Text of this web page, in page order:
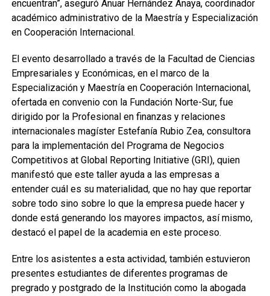
encuentran”, aseguró Anuar Hernández Anaya, coordinador
académico administrativo de la Maestría y Especialización
en Cooperación Internacional.
El evento desarrollado a través de la Facultad de Ciencias
Empresariales y Económicas, en el marco de la
Especialización y Maestría en Cooperación Internacional,
ofertada en convenio con la Fundación Norte-Sur, fue
dirigido por la Profesional en finanzas y relaciones
internacionales magíster Estefanía Rubio Zea, consultora
para la implementación del Programa de Negocios
Competitivos at Global Reporting Initiative (GRI), quien
manifestó que este taller ayuda a las empresas a
entender cuál es su materialidad, que no hay que reportar
sobre todo sino sobre lo que la empresa puede hacer y
donde está generando los mayores impactos, así mismo,
destacó el papel de la academia en este proceso.
Entre los asistentes a esta actividad, también estuvieron
presentes estudiantes de diferentes programas de
pregrado y postgrado de la Institución como la abogada